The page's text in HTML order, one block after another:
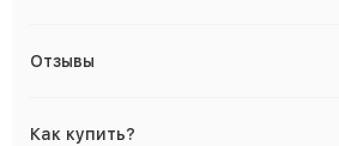
Отзывы
Как купить?